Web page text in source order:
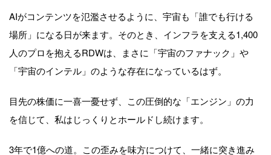
AIがコンテンツを氾濫させるように、宇宙も「誰でも行ける
場所」になる日が来ます。そのとき、インフラを支える1,400
人のプロを抱えるRDWは、まさに「宇宙のファナック」や
「宇宙のインテル」のような存在になっているはず。
目先の株価に一喜一憂せず、この圧倒的な「エンジン」の力
を信じて、私はじっくりとホールドし続けます。
3年で1億への道。この歪みを味方につけて、一緒に突き進み